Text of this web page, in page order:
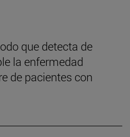
que detecta de
la enfermedad
de pacientes con